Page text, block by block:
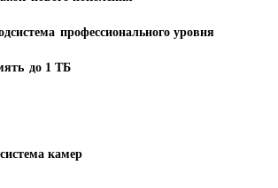
профессионального уровня
до 1 ТБ
камер